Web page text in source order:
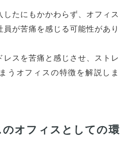
たにもかかわらず、オフィス
が苦痛を感じる可能性があり
スを苦痛と感じさせ、ストレ
うオフィスの特徴を解説しま
オフィスとしての環